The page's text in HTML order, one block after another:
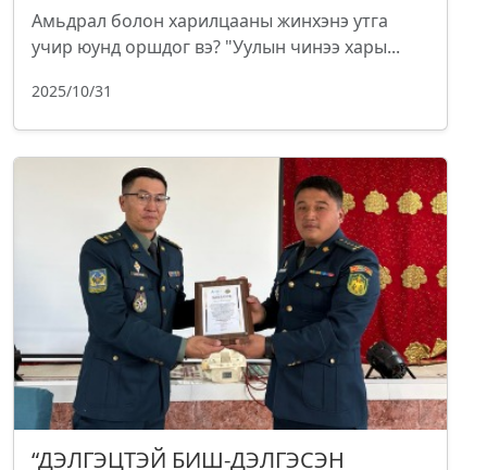
Амьдрал болон харилцааны жинхэнэ утга
учир юунд оршдог вэ? "Уулын чинээ хары...
2025/10/31
“ДЭЛГЭЦТЭЙ БИШ-ДЭЛГЭСЭН